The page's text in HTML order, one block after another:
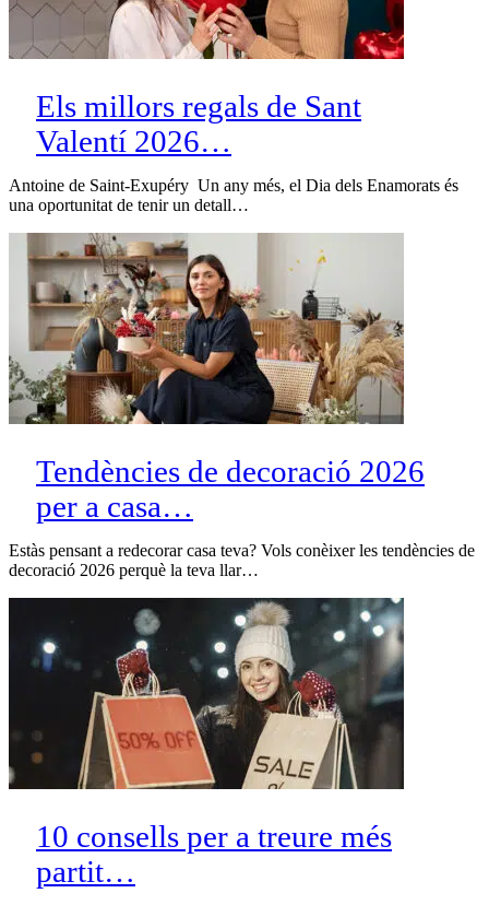
Els millors regals de Sant
Valentí 2026…
Antoine de Saint-Exupéry Un any més, el Dia dels Enamorats és
una oportunitat de tenir un detall…
Tendències de decoració 2026
per a casa…
Estàs pensant a redecorar casa teva? Vols conèixer les tendències de
decoració 2026 perquè la teva llar…
10 consells per a treure més
partit…